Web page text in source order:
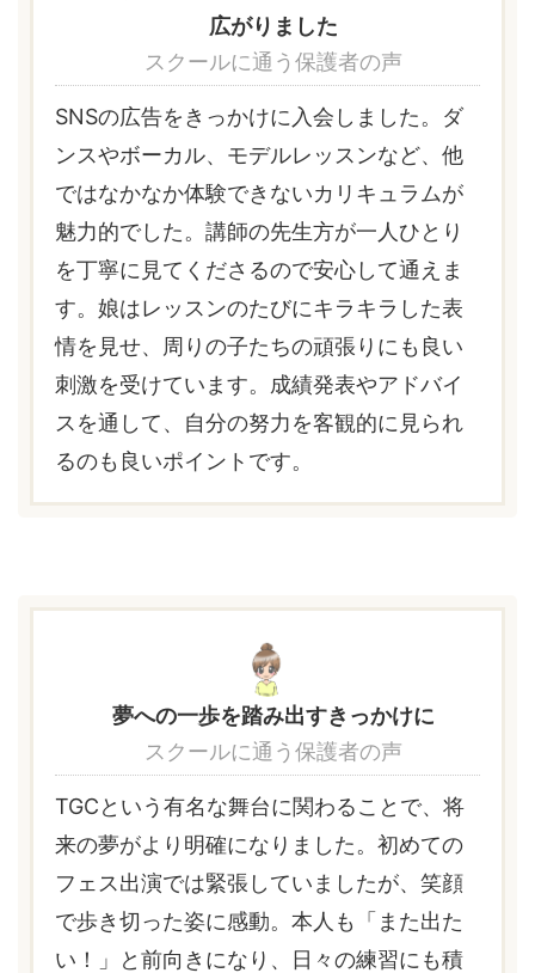
広がりました
スクールに通う保護者の声
SNSの広告をきっかけに入会しました。ダ
ンスやボーカル、モデルレッスンなど、他
ではなかなか体験できないカリキュラムが
魅力的でした。講師の先生方が一人ひとり
を丁寧に見てくださるので安心して通えま
す。娘はレッスンのたびにキラキラした表
情を見せ、周りの子たちの頑張りにも良い
刺激を受けています。成績発表やアドバイ
スを通して、自分の努力を客観的に見られ
るのも良いポイントです。
夢への一歩を踏み出すきっかけに
スクールに通う保護者の声
TGCという有名な舞台に関わることで、将
来の夢がより明確になりました。初めての
フェス出演では緊張していましたが、笑顔
で歩き切った姿に感動。本人も「また出た
い！」と前向きになり、日々の練習にも積